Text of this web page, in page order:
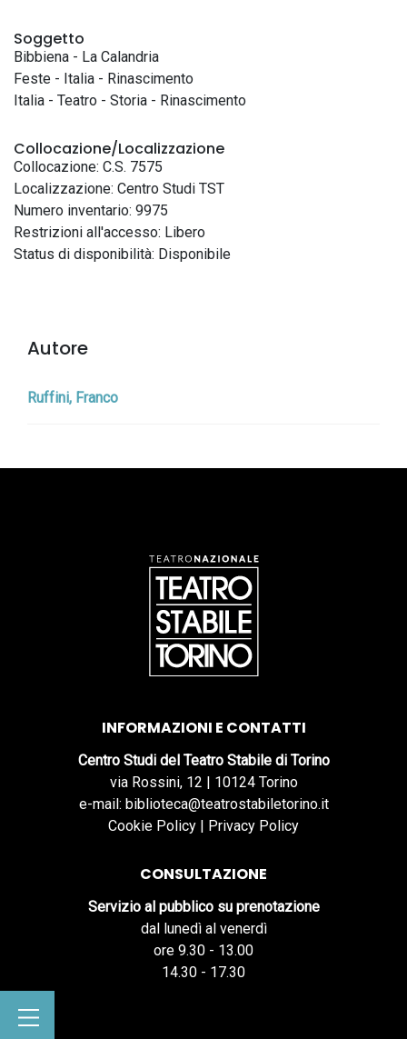
Soggetto
Bibbiena - La Calandria
Feste - Italia - Rinascimento
Italia - Teatro - Storia - Rinascimento
Collocazione/Localizzazione
Collocazione: C.S. 7575
Localizzazione: Centro Studi TST
Numero inventario: 9975
Restrizioni all'accesso: Libero
Status di disponibilità: Disponibile
Autore
Ruffini, Franco
INFORMAZIONI E CONTATTI
Centro Studi del Teatro Stabile di Torino
via Rossini, 12 | 10124 Torino
e-mail: biblioteca@teatrostabiletorino.it
Cookie Policy | Privacy Policy
CONSULTAZIONE
Servizio al pubblico su prenotazione
dal lunedì al venerdì
ore 9.30 - 13.00
14.30 - 17.30